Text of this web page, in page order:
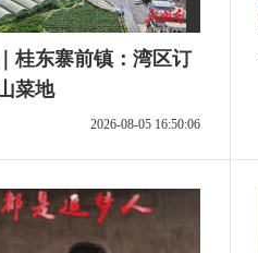
桂东寨前镇：湾区订
菜地
2026-08-05 16:50:06